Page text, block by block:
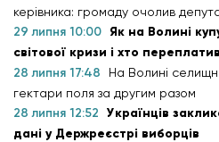
керівника: громаду очолив
29 липня 10:00 Як на Волині
світової кризи і хто переплатив
28 липня 17:48
На Волині
гектари поля за другим разом
28 липня 12:52 Українців
дані у Держреєстрі виборців